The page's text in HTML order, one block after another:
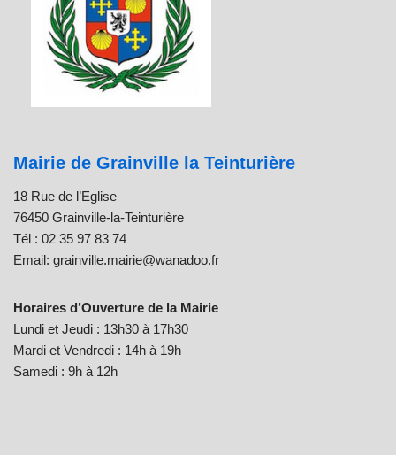
Mairie de Grainville la Teinturière
18 Rue de l’Eglise
76450 Grainville-la-Teinturière
Tél : 02 35 97 83 74
Email: grainville.mairie@wanadoo.fr
Horaires d’Ouverture de la Mairie
Lundi et Jeudi : 13h30 à 17h30
Mardi et Vendredi : 14h à 19h
Samedi : 9h à 12h